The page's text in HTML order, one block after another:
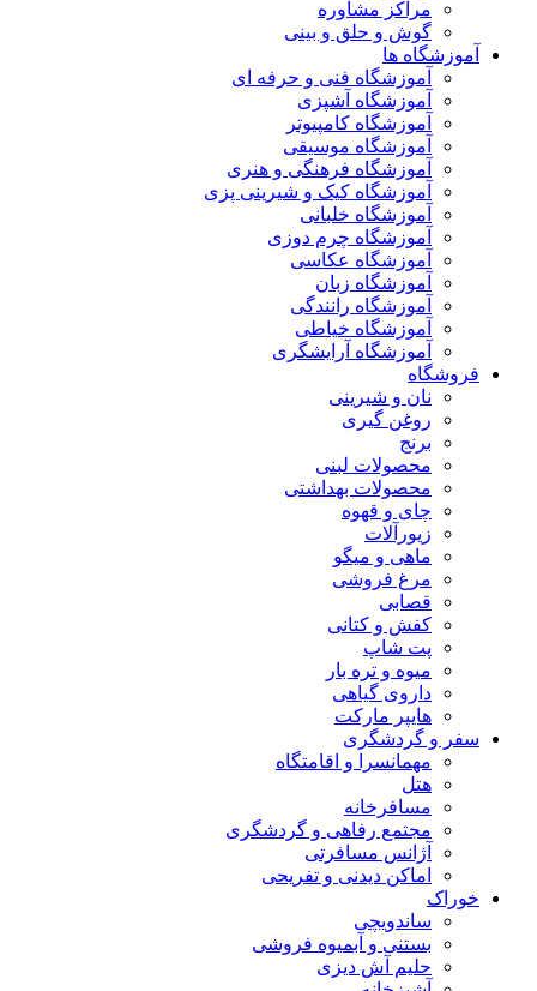
مراکز مشاوره
گوش و حلق و بینی
آموزشگاه ها
آموزشگاه فنی و حرفه ای
آموزشگاه آشپزی
آموزشگاه کامپیوتر
آموزشگاه موسیقی
آموزشگاه فرهنگی و هنری
آموزشگاه کیک و شیرینی پزی
آموزشگاه خلبانی
آموزشگاه چرم دوزی
آموزشگاه عکاسی
آموزشگاه زبان
آموزشگاه رانندگی
آموزشگاه خیاطی
آموزشگاه آرایشگری
فروشگاه
نان و شیرینی
روغن گیری
برنج
محصولات لبنی
محصولات بهداشتی
چای و قهوه
زیورآلات
ماهی و میگو
مرغ فروشی
قصابی
کفش و کتانی
پت شاپ
میوه و تره بار
داروی گیاهی
هایپر مارکت
سفر و گردشگری
مهمانسرا و اقامتگاه
هتل
مسافرخانه
مجتمع رفاهی و گردشگری
آژانس مسافرتی
اماکن دیدنی و تفریحی
خوراک
ساندویچی
بستنی و آبمیوه فروشی
حلیم آش دیزی